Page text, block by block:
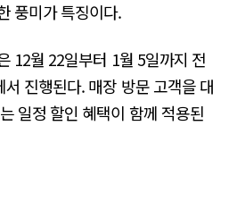
풍미가 특징이다.
12월 22일부터 1월 5일까지 전
진행된다. 매장 방문 고객을 대
일정 할인 혜택이 함께 적용된